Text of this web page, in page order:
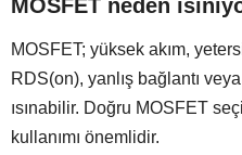
MOSFET neden
MOSFET; yüksek akım,
RDS(on), yanlış bağlantı
ısınabilir. Doğru MOSFET
kullanımı önemlidir.